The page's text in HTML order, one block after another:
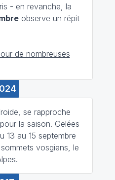
- en revanche, la
observe un répit
de nombreuses
se rapproche
la saison. Gelées
13 au 15 septembre
vosgiens, le